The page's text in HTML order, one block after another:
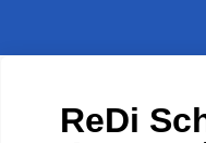
ReDi